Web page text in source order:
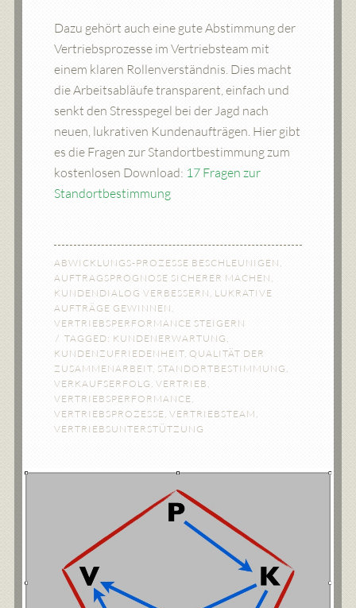
Dazu gehört auch eine gute Abstimmung der
Vertriebsprozesse im Vertriebsteam mit
einem klaren Rollenverständnis. Dies macht
die Arbeitsabläufe transparent, einfach und
senkt den Stresspegel bei der Jagd nach
neuen, lukrativen Kundenaufträgen. Hier gibt
es die Fragen zur Standortbestimmung zum
kostenlosen Download: 17 Fragen zur
Standortbestimmung
ABWICKLUNGS-PROZESSE BESCHLEUNIGEN
AUFTRAGSPROGNOSE SICHERER MACHEN
KUNDENDIALOG VERBESSERN LUKRATIVE
AUFTRÄGE GEWINNEN
VERTRIEBSPERFORMANCE STEIGERN
TAGGED: KUNDENERWARTUNG
KUNDENZUFRIEDENHEIT, QUALITÄT DER
ZUSAMMENARBEIT, STANDORTBESTIMMUNG
VERKAUFSERFOLG VERTRIEB
VERTRIEBSPERFORMANCE
VERTRIEBSPROZESSE VERTRIEBSTEAM
VERTRIEBSUNTERSTÜTZUNG